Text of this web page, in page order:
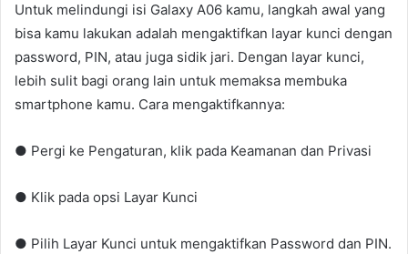
Untuk melindungi isi Galaxy A06 kamu, langkah awal yang
bisa kamu lakukan adalah mengaktifkan layar kunci dengan
password, PIN, atau juga sidik jari. Dengan layar kunci,
lebih sulit bagi orang lain untuk memaksa membuka
smartphone kamu. Cara mengaktifkannya:
● Pergi ke Pengaturan, klik pada Keamanan dan Privasi
● Klik pada opsi Layar Kunci
● Pilih Layar Kunci untuk mengaktifkan Password dan PIN.